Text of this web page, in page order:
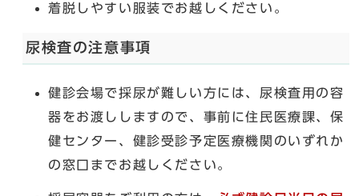
着脱しやすい服装でお越しください。
尿検査の注意事項
健診会場で採尿が難しい方には、尿検査用の容
器をお渡ししますので、事前に住民医療課、保
健センター、健診受診予定医療機関のいずれか
の窓口までお越しください。